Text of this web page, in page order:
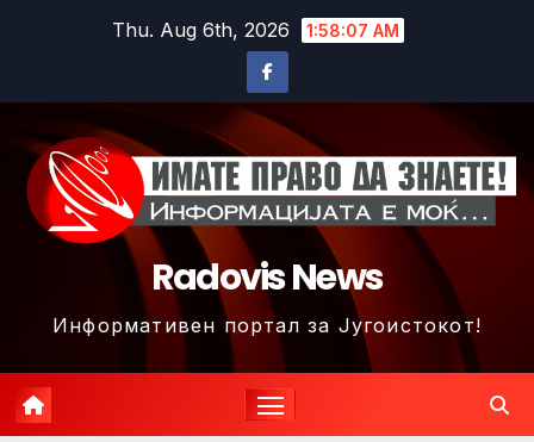
Thu. Aug 6th, 2026 1:58:10 AM
Radovis News
Информативен портал за Југоистокот!